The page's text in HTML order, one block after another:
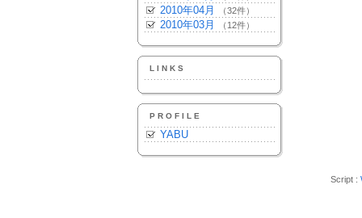
2010年04月 （32件）
2010年03月 （12件）
LINKS
PROFILE
YABU
Script :